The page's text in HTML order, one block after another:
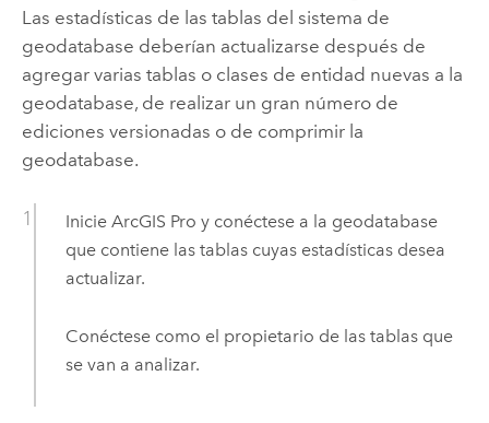
Las estadísticas de las tablas del sistema de
geodatabase deberían actualizarse después de
agregar varias tablas o clases de entidad nuevas a la
geodatabase, de realizar un gran número de
ediciones versionadas o de comprimir la
geodatabase.
Inicie ArcGIS Pro y conéctese a la geodatabase
que contiene las tablas cuyas estadísticas desea
actualizar.
Conéctese como el propietario de las tablas que
se van a analizar.